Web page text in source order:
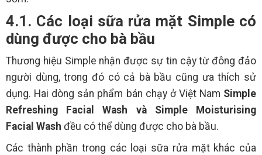
4.1. Các loại sữa rửa mặt Simple có
dùng được cho bà bầu
Thương hiệu Simple nhận được sự tin cậy từ đông đảo
người dùng, trong đó có cả bà bầu cũng ưa thích sử
dụng. Hai dòng sản phẩm bán chạy ở Việt Nam Simple
Refreshing Facial Wash và Simple Moisturising
Facial Wash đều có thể dùng được cho bà bầu.
Các thành phần trong các loại sữa rửa mặt khác của